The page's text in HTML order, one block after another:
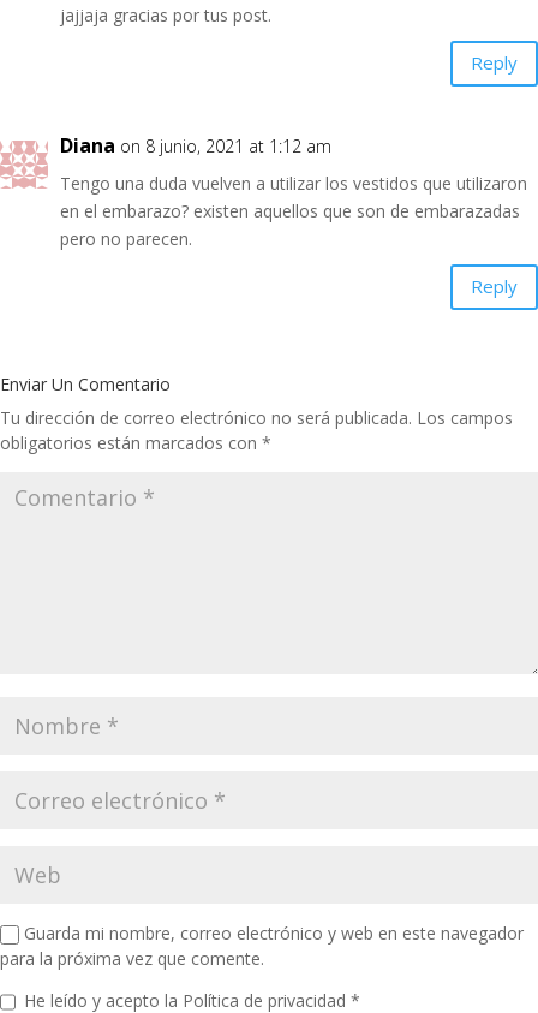
jajjaja gracias por tus post.
Reply
Diana on 8 junio, 2021 at 1:12 am
Tengo una duda vuelven a utilizar los vestidos que utilizaron
en el embarazo? existen aquellos que son de embarazadas
pero no parecen.
Reply
Enviar Un Comentario
Tu dirección de correo electrónico no será publicada. Los campos
obligatorios están marcados con *
Guarda mi nombre, correo electrónico y web en este navegador
para la próxima vez que comente.
He leído y acepto la Política de privacidad *